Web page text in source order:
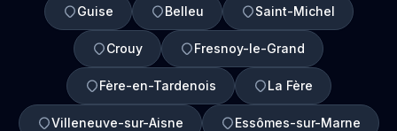
Guise Belleu Saint-Michel
Crouy Fresnoy-le-Grand
Fère-en-Tardenois La Fère
Villeneuve-sur-Aisne Essômes-sur-Marne